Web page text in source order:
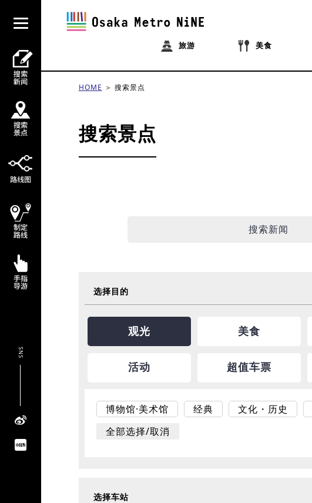
旅游 美食
SNS
HOME 搜索景点
搜索景点
搜索新闻
选择目的
观光 美食
活动 超值车票
博物馆·美术馆 经典 文化・历史
全部选择/取消
选择车站